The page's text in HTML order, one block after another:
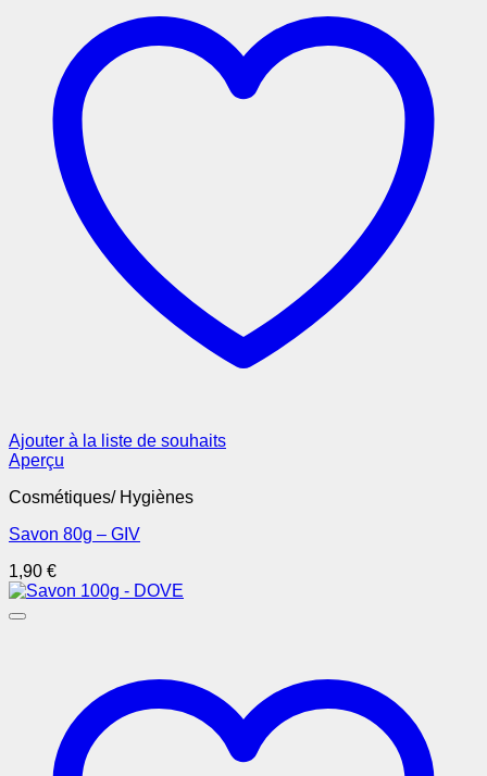
Ajouter à la liste de souhaits
Aperçu
Cosmétiques/ Hygiènes
Savon 80g – GIV
1,90 €